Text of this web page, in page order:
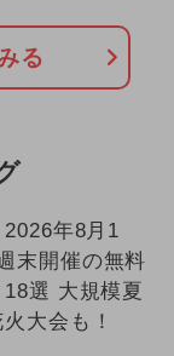
る
2026年8月1
末開催の無料
選 大規模夏
大会も！